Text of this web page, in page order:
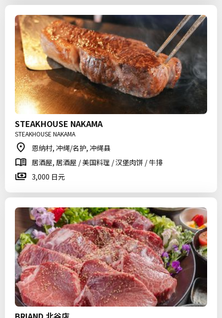
STEAKHOUSE NAKAMA
STEAKHOUSE NAKAMA
恩纳村, 冲绳/名护, 冲绳县
居酒屋, 居酒屋 / 美国料理 / 汉堡肉饼 / 牛排
3,000 日元